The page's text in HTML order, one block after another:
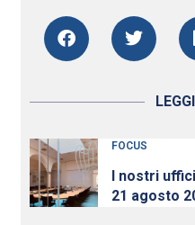
FOCUS
I nostri
21 agosto